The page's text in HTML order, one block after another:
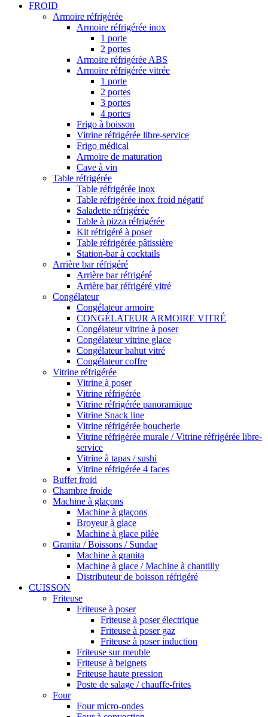
FROID
Armoire réfrigérée
Armoire réfrigérée inox
1 porte
2 portes
Armoire réfrigérée ABS
Armoire réfrigérée vitrée
1 porte
2 portes
3 portes
4 portes
Frigo à boisson
Vitrine réfrigérée libre-service
Frigo médical
Armoire de maturation
Cave à vin
Table réfrigérée
Table réfrigérée inox
Table réfrigérée inox froid négatif
Saladette réfrigérée
Table à pizza réfrigérée
Kit réfrigéré à poser
Table réfrigérée pâtissière
Station-bar à cocktails
Arrière bar réfrigéré
Arrière bar réfrigéré
Arrière bar réfrigéré vitré
Congélateur
Congélateur armoire
CONGÉLATEUR ARMOIRE VITRÉ
Congélateur vitrine à poser
Congélateur vitrine glace
Congélateur bahut vitré
Congélateur coffre
Vitrine réfrigérée
Vitrine à poser
Vitrine réfrigérée
Vitrine réfrigérée panoramique
Vitrine Snack line
Vitrine réfrigérée boucherie
Vitrine réfrigérée murale / Vitrine réfrigérée libre-
service
Vitrine à tapas / sushi
Vitrine réfrigérée 4 faces
Buffet froid
Chambre froide
Machine à glaçons
Machine à glaçons
Broyeur à glace
Machine à glace pilée
Granita / Boissons / Sundae
Machine à granita
Machine à glace / Machine à chantilly
Distributeur de boisson réfrigéré
CUISSON
Friteuse
Friteuse à poser
Friteuse à poser électrique
Friteuse à poser gaz
Friteuse à poser induction
Friteuse sur meuble
Friteuse à beignets
Friteuse haute pression
Poste de salage / chauffe-frites
Four
Four micro-ondes